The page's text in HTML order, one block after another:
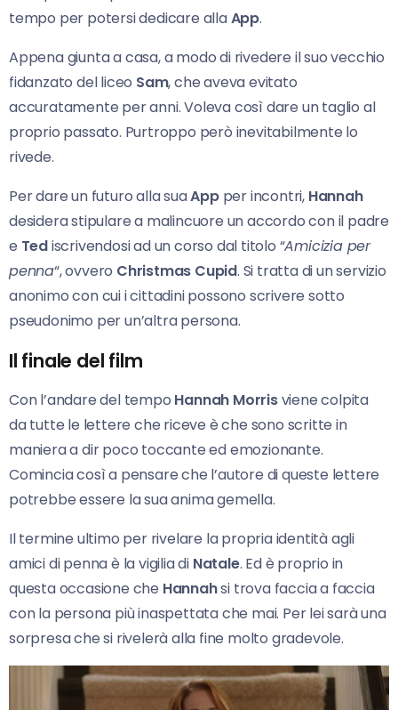
tempo per potersi dedicare allaApp.
Appena giunta a casa, a modo di rivedere il suo vecchio
fidanzato del liceo Sam, che aveva evitato
accuratamente per anni. Voleva così dare un taglio al
proprio passato. Purtroppo però inevitabilmente lo
rivede.
Per dare un futuro alla suaAppper incontri, Hannah
desidera stipulare a malincuore un accordo con il padre
e Tediscrivendosi ad un corso dal titolo “Amicizia per
penna“, ovvero Christmas Cupid. Si tratta di un servizio
anonimo con cui i cittadini possono scrivere sotto
pseudonimo per un’altra persona.
Il finale del film
Con l’andare del tempo Hannah Morrisviene colpita
da tutte le lettere che riceve è che sono scritte in
maniera a dir poco toccante ed emozionante.
Comincia così a pensare che l’autore di queste lettere
potrebbe essere la sua anima gemella.
Il termine ultimo per rivelare la propria identità agli
amici di penna è la vigilia di Natale. Ed è proprio in
questa occasione che Hannahsi trova faccia a faccia
con la persona più inaspettata che mai. Per lei sarà una
sorpresa che si rivelerà alla fine molto gradevole.